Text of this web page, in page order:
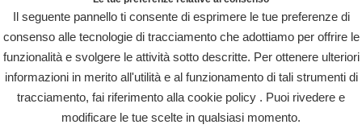
Il seguente pannello ti consente di esprimere le tue preferenze di
consenso alle tecnologie di tracciamento che adottiamo per offrire le
funzionalità e svolgere le attività sotto descritte. Per ottenere ulteriori
informazioni in merito all'utilità e al funzionamento di tali strumenti di
tracciamento, fai riferimento alla cookie policy . Puoi rivedere e
modificare le tue scelte in qualsiasi momento.